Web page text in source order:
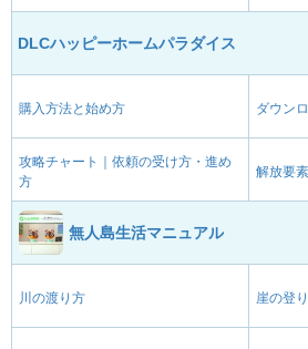
DLCハッピーホームパラダイス
購入方法と始め方 ダウン
攻略チャート｜依頼の受け方・進め
方
解放要
無人島生活マニュアル
川の渡り方 崖の登